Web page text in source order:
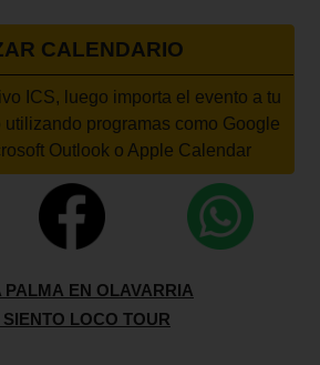
CALENDARIO
ICS, luego importa el evento a tu
programas como Google
Outlook o Apple Calendar
PALMA EN OLAVARRIA
SIENTO LOCO TOUR